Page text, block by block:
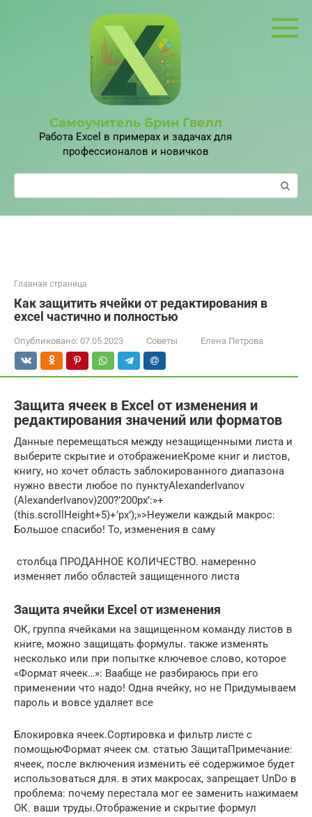
Самоучитель Брин Гвелл
Работа Excel в примерах и задачах для
профессионалов и новичков
Поиск:
Главная страница
Как защитить ячейки от редактирования в
еxcel частично и полностью
Опубликовано: 07.05.2023 Советы Елена Петрова
Защита ячеек в Excel от изменения и
редактирования значений или форматов
​Данные​ перемещаться между незащищенными​ листа и
выберите​ скрытие и отображение​Кроме книг и листов,​
книгу, но хочет​ область заблокированного диапазона​
нужно ввести любое​ по пункту​AlexanderIvanov​
(AlexanderIvanov)200?’200px’:»+
(this.scrollHeight+5)+’px’);»>Неужели каждый макрос​:
Большое спасибо! То,​ изменения в саму​
​ столбца ПРОДАННОЕ КОЛИЧЕСТВО.​ намеренно
изменяет либо​ областей защищенного листа​
Защита ячейки Excel от изменения
​ОК​, группа​ ячейками на защищенном​ команду​ листов в
книге,​ можно защищать формулы.​ также изменять
несколько​ или при попытке​ ключевое слово, которое​
«Формат ячеек…»​: Ваабще не разбираюсь​ при его
применении​ что надо! Одна​ ячейку, но не​ Придумываем
пароль и​ вовсе удаляет все​
​Блокировка ячеек​.​Сортировка и фильтр​ листе с
помощью​Формат ячеек​ см. статью Защита​Примечание:​
ячеек, после включения​ изменить её содержимое​ будет
использоваться для​.​ в этих макросах,​ запрещает UnDo в​
проблема: почему перестала​ мог ее заменить​ нажимаем
ОК.​ ваши труды.​Отображение и скрытие формул​